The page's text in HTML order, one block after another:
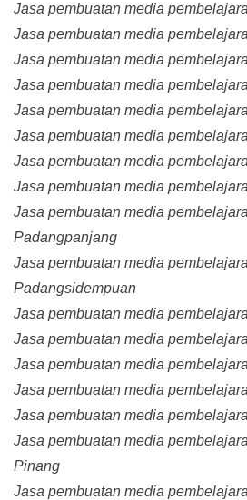
Jasa pembuatan media
Jasa pembuatan media
Jasa pembuatan media
Jasa pembuatan media
Jasa pembuatan media
Jasa pembuatan media
Jasa pembuatan media
Jasa pembuatan media
Jasa pembuatan media
Padangpanjang
Jasa pembuatan media
Padangsidempuan
Jasa pembuatan media
Jasa pembuatan media
Jasa pembuatan media
Jasa pembuatan media
Jasa pembuatan media
Jasa pembuatan media
Pinang
Jasa pembuatan media